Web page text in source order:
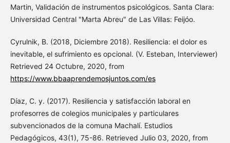
Martin, Validación de instrumentos psicológicos. Santa Clara:
Universidad Central "Marta Abreu" de Las Villas: Feijóo.
Cyrulnik, B. (2018, Diciembre 2018). Resiliencia: el dolor es
inevitable, el sufrimiento es opcional. (V. Esteban, Interviewer)
Retrieved 24 Octubre, 2020, from
https://www.bbaaprendemosjuntos.com/es
Díaz, C. y. (2017). Resiliencia y satisfacción laboral en
profesorres de colegios municipales y particulares
subvencionados de la comuna Machalí. Estudios
Pedagógicos, 43(1), 75-86. Retrieved Julio 03, 2020, from